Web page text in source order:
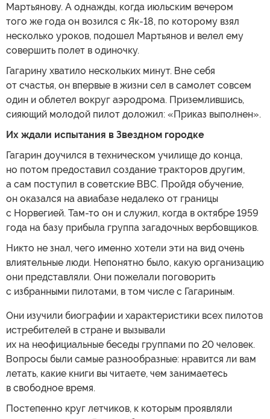
Мартьянову. А однажды, когда июльским вечером
того же года он возился с Як-18, по которому взял
несколько уроков, подошел Мартьянов и велел ему
совершить полет в одиночку.
Гагарину хватило нескольких минут. Вне себя
от счастья, он впервые в жизни сел в самолет совсем
один и облетел вокруг аэродрома. Приземлившись,
сияющий молодой пилот доложил: «Приказ выполнен».
Их ждали испытания в Звездном городке
Гагарин доучился в техническом училище до конца,
но потом предоставил создание тракторов другим,
а сам поступил в советские ВВС. Пройдя обучение,
он оказался на авиабазе недалеко от границы
с Норвегией. Там-то он и служил, когда в октябре 1959
года на базу прибыла группа загадочных вербовщиков.
Никто не знал, чего именно хотели эти на вид очень
влиятельные люди. Непонятно было, какую организацию
они представляли. Они пожелали поговорить
с избранными пилотами, в том числе с Гагариным.
Они изучили биографии и характеристики всех пилотов
истребителей в стране и вызывали
их на неофициальные беседы группами по 20 человек.
Вопросы были самые разнообразные: нравится ли вам
летать, какие книги вы читаете, чем занимаетесь
в свободное время.
Постепенно круг летчиков, к которым проявляли